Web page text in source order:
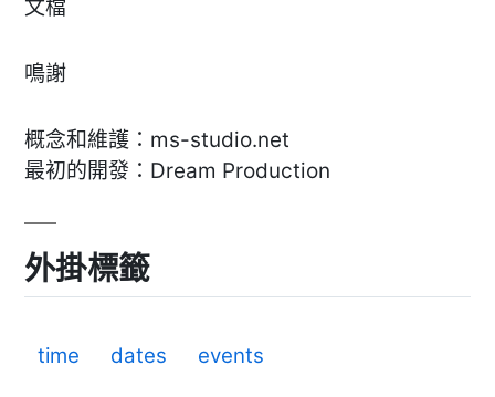
文檔
鳴謝
概念和維護：ms-studio.net
最初的開發：Dream Production
外掛標籤
time dates events